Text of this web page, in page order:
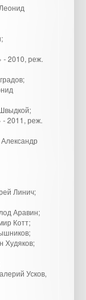
- 2010, реж.
2011, реж.
Линич;
Аравин;
Котт;
Худяков;
Усков,